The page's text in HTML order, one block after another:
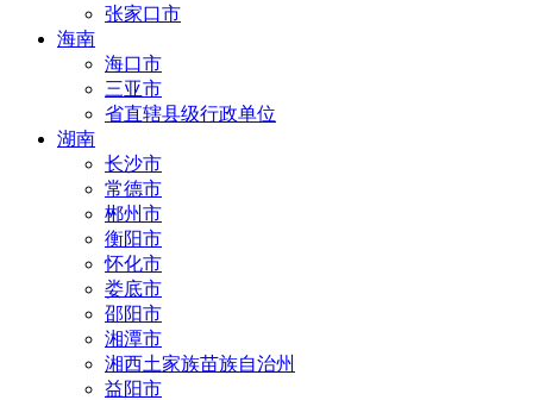
张家口市
海南
海口市
三亚市
省直辖县级行政单位
湖南
长沙市
常德市
郴州市
衡阳市
怀化市
娄底市
邵阳市
湘潭市
湘西土家族苗族自治州
益阳市